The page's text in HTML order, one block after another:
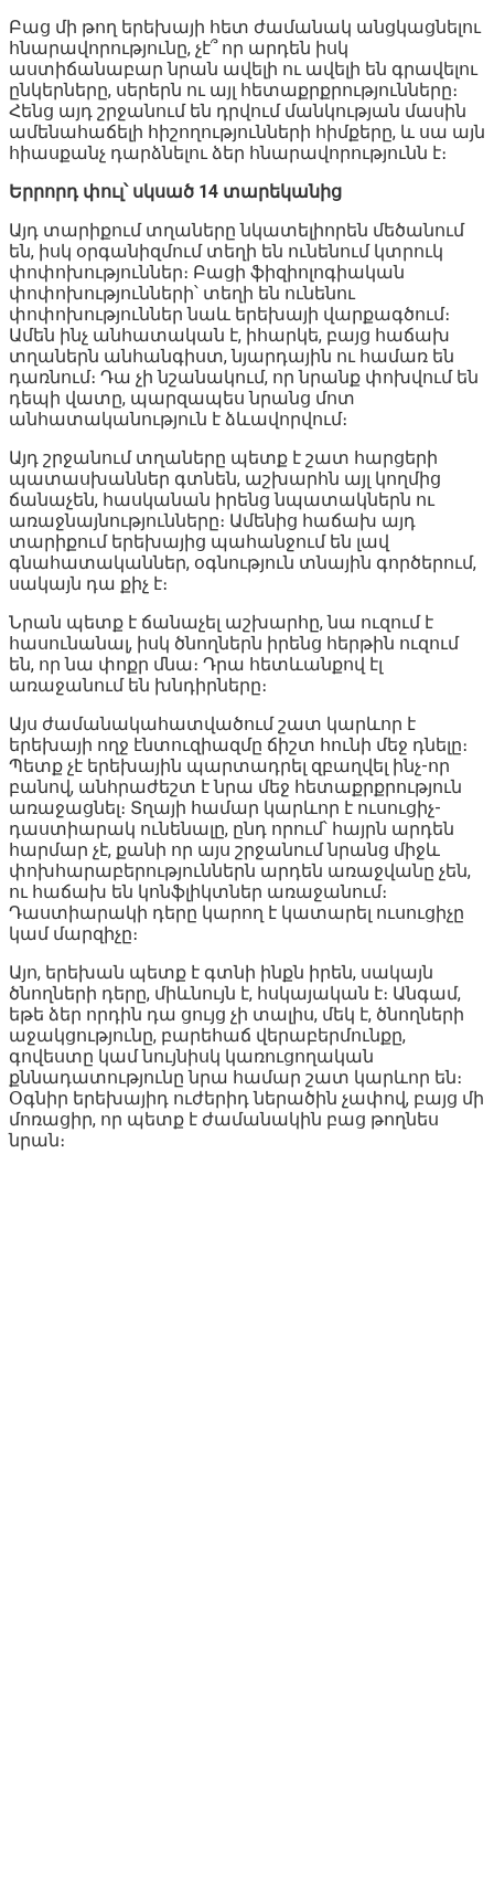
Բաց մի թող երեխայի հետ ժամանակ անցկացնելու
հնարավորությունը, չէ՞ որ արդեն իսկ
աստիճանաբար նրան ավելի ու ավելի են գրավելու
ընկերները, սերերն ու այլ հետաքրքրությունները։
Հենց այդ շրջանում են դրվում մանկության մասին
ամենահաճելի հիշողությունների հիմքերը, և սա այն
հիասքանչ դարձնելու ձեր հնարավորությունն է։
Երրորդ փուլ՝ սկսած 14 տարեկանից
Այդ տարիքում տղաները նկատելիորեն մեծանում
են, իսկ օրգանիզմում տեղի են ունենում կտրուկ
փոփոխություններ։ Բացի ֆիզիոլոգիական
փոփոխությունների՝ տեղի են ունենու
փոփոխություններ նաև երեխայի վարքագծում։
Ամեն ինչ անհատական է, իհարկե, բայց հաճախ
տղաներն անհանգիստ, նյարդային ու համառ են
դառնում։ Դա չի նշանակում, որ նրանք փոխվում են
դեպի վատը, պարզապես նրանց մոտ
անհատականություն է ձևավորվում։
Այդ շրջանում տղաները պետք է շատ հարցերի
պատասխաններ գտնեն, աշխարհն այլ կողմից
ճանաչեն, հասկանան իրենց նպատակներն ու
առաջնայնությունները։ Ամենից հաճախ այդ
տարիքում երեխայից պահանջում են լավ
գնահատականներ, օգնություն տնային գործերում,
սակայն դա քիչ է։
Նրան պետք է ճանաչել աշխարհը, նա ուզում է
հասունանալ, իսկ ծնողներն իրենց հերթին ուզում
են, որ նա փոքր մնա։ Դրա հետևանքով էլ
առաջանում են խնդիրները։
Այս ժամանակահատվածում շատ կարևոր է
երեխայի ողջ էնտուզիազմը ճիշտ հունի մեջ դնելը։
Պետք չէ երեխային պարտադրել զբաղվել ինչ-որ
բանով, անհրաժեշտ է նրա մեջ հետաքրքրություն
առաջացնել։ Տղայի համար կարևոր է ուսուցիչ-
դաստիարակ ունենալը, ընդ որում՝ հայրն արդեն
հարմար չէ, քանի որ այս շրջանում նրանց միջև
փոխհարաբերություններն արդեն առաջվանը չեն,
ու հաճախ են կոնֆլիկտներ առաջանում։
Դաստիարակի դերը կարող է կատարել ուսուցիչը
կամ մարզիչը։
Այո, երեխան պետք է գտնի ինքն իրեն, սակայն
ծնողների դերը, միևնույն է, հսկայական է։ Անգամ,
եթե ձեր որդին դա ցույց չի տալիս, մեկ է, ծնողների
աջակցությունը, բարեհաճ վերաբերմունքը,
գովեստը կամ նույնիսկ կառուցողական
քննադատությունը նրա համար շատ կարևոր են։
Օգնիր երեխայիդ ուժերիդ ներածին չափով, բայց մի
մոռացիր, որ պետք է ժամանակին բաց թողնես
նրան։